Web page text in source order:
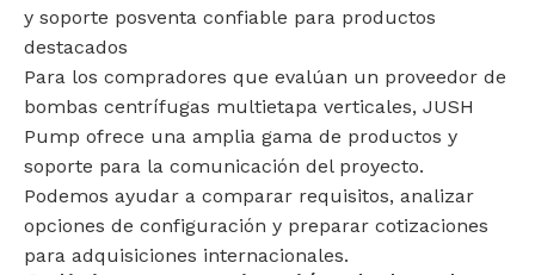
y soporte posventa confiable para productos
destacados
Para los compradores que evalúan un proveedor de
bombas centrífugas multietapa verticales, JUSH
Pump ofrece una amplia gama de productos y
soporte para la comunicación del proyecto.
Podemos ayudar a comparar requisitos, analizar
opciones de configuración y preparar cotizaciones
para adquisiciones internacionales.